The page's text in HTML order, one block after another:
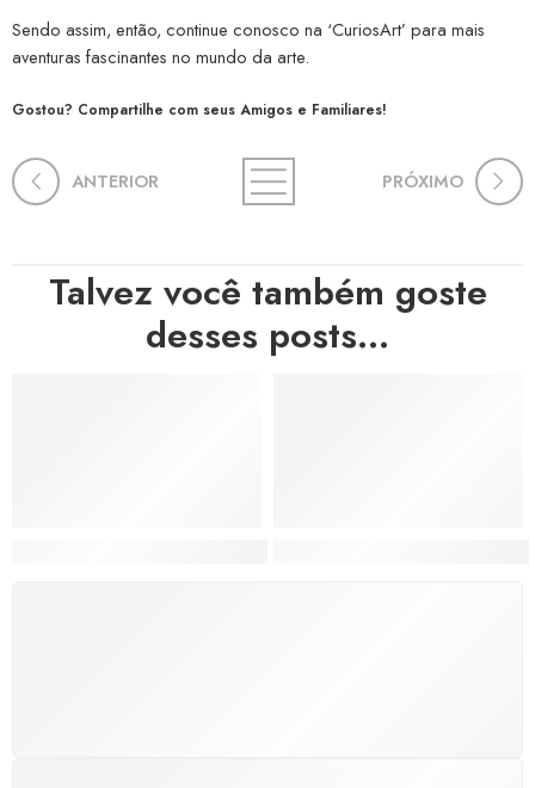
Sendo assim, então, continue conosco na ‘CuriosArt’ para mais
aventuras fascinantes no mundo da arte.
Gostou? Compartilhe com seus Amigos e Familiares!
ANTERIOR PRÓXIMO
Talvez você também goste
desses posts...